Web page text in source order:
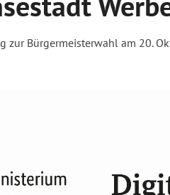
Bürgermeisterwahl am 20.